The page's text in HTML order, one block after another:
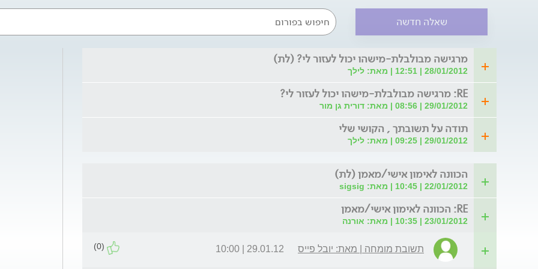
שאלה חדשה
מרגישה מבולבלת-מישהו יכול לעזור לי? (לת)
28/01/2012 | 12:51 | מאת: לילך
RE: מרגישה מבולבלת-מישהו יכול לעזור לי?
29/01/2012 | 08:56 | מאת: דורית גן מור
תודה על תשובתך , הקושי שלי
29/01/2012 | 09:25 | מאת: לילך
הכוונה לאימון אישי/מאמן (לת)
22/01/2012 | 10:45 | מאת: sigsig
RE: הכוונה לאימון אישי/מאמן
23/01/2012 | 10:35 | מאת: אורנה
תשובת מומחה | מאת: יובל פייס 29.01.12 | 10:00
(0)